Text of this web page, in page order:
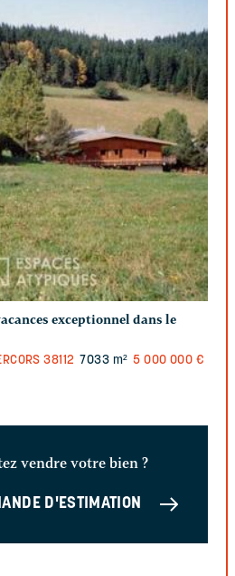
exceptionnel dans le
38112 7033 m² 5 000 000 €
vendre votre bien ?
D'ESTIMATION